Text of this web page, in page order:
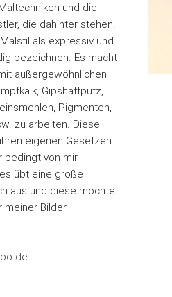
und die
die dahinter stehen.
als expressiv und
bezeichnen. Es macht
außergewöhnlichen
Gipshaftputz,
Pigmenten,
zu arbeiten. Diese
eigenen Gesetzen
bedingt von mir
übt eine große
aus und diese möchte
meiner Bilder